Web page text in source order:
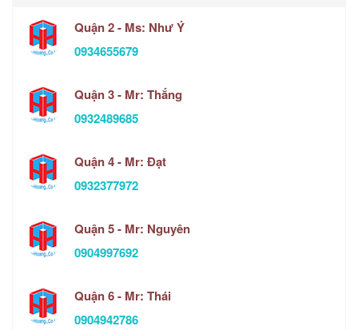
Quận 2 - Ms: Như Ý
0934655679
Quận 3 - Mr: Thắng
0932489685
Quận 4 - Mr: Đạt
0932377972
Quận 5 - Mr: Nguyên
0904997692
Quận 6 - Mr: Thái
0904942786